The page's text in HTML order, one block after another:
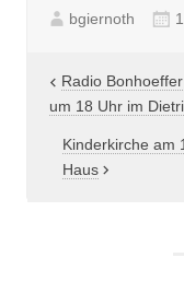
bgiernoth
Radio
um 18 Uhr im
Kinderkirche am
Haus